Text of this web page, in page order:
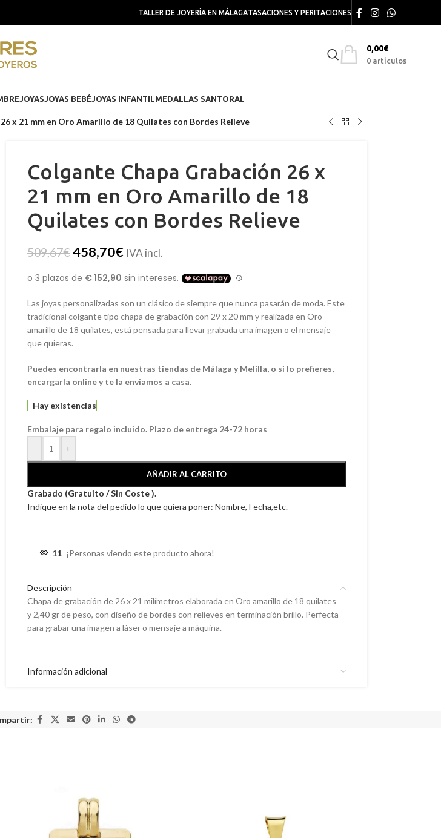
TALLER DE JOYERÍA EN MÁLAGATASACIONES Y PERITACIONES
0 artículos
0,00€
JOYASJOYAS BEBÉJOYAS INFANTILMEDALLAS SANTORAL
x 21 mm en Oro Amarillo de 18 Quilates con Bordes Relieve
Colgante Chapa Grabación 26 x
21 mm en Oro Amarillo de 18
Quilates con Bordes Relieve
509,67€458,70€ IVA incl.
Las joyas personalizadas son un clásico de siempre que nunca pasarán de moda. Este
tradicional colgante tipo chapa de grabación con 29 x 20 mm y realizada en Oro
amarillo de 18 quilates, está pensada para llevar grabada una imagen o el mensaje
que quieras.
Puedes encontrarla en nuestras tiendas de Málaga y Melilla, o si lo prefieres,
encargarla online y te la enviamos a casa.
Hay existencias
Embalaje para regalo incluido. Plazo de entrega 24-72 horas
-
+
AÑADIR AL CARRITO
Grabado (Gratuito / Sin Coste ).
Indique en la nota del pedido lo que quiera poner: Nombre, Fecha,etc.
11 ¡Personas viendo este producto ahora!
Descripción
Chapa de grabación de 26 x 21 milímetros elaborada en Oro amarillo de 18 quilates
y 2,40 gr de peso, con diseño de bordes con relieves en terminación brillo. Perfecta
para grabar una imagen a láser o mensaje a máquina.
Información adicional